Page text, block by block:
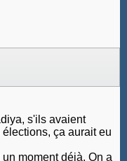
s'ils avaient
ça aurait eu
moment déjà. On a